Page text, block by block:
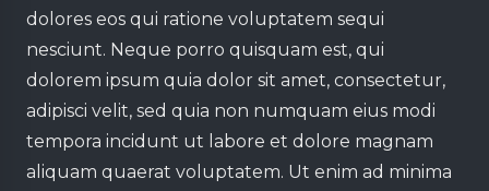
dolores eos qui ratione voluptatem sequi
nesciunt. Neque porro quisquam est, qui
dolorem ipsum quia dolor sit amet, consectetur,
adipisci velit, sed quia non numquam eius modi
tempora incidunt ut labore et dolore magnam
aliquam quaerat voluptatem. Ut enim ad minima